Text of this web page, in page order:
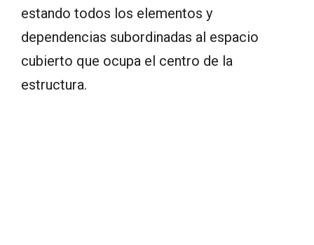
estando todos los elementos y
dependencias subordinadas al espacio
cubierto que ocupa el centro de la
estructura.